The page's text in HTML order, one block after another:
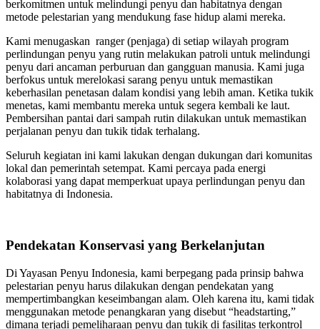
berkomitmen untuk melindungi penyu dan habitatnya dengan
metode pelestarian yang mendukung fase hidup alami mereka.
Kami menugaskan ranger (penjaga) di setiap wilayah program
perlindungan penyu yang rutin melakukan patroli untuk melindungi
penyu dari ancaman perburuan dan gangguan manusia. Kami juga
berfokus untuk merelokasi sarang penyu untuk memastikan
keberhasilan penetasan dalam kondisi yang lebih aman. Ketika tukik
menetas, kami membantu mereka untuk segera kembali ke laut.
Pembersihan pantai dari sampah rutin dilakukan untuk memastikan
perjalanan penyu dan tukik tidak terhalang.
Seluruh kegiatan ini kami lakukan dengan dukungan dari komunitas
lokal dan pemerintah setempat. Kami percaya pada energi
kolaborasi yang dapat memperkuat upaya perlindungan penyu dan
habitatnya di Indonesia.
Pendekatan Konservasi yang Berkelanjutan
Di Yayasan Penyu Indonesia, kami berpegang pada prinsip bahwa
pelestarian penyu harus dilakukan dengan pendekatan yang
mempertimbangkan keseimbangan alam. Oleh karena itu, kami tidak
menggunakan metode penangkaran yang disebut “headstarting,”
dimana terjadi pemeliharaan penyu dan tukik di fasilitas terkontrol